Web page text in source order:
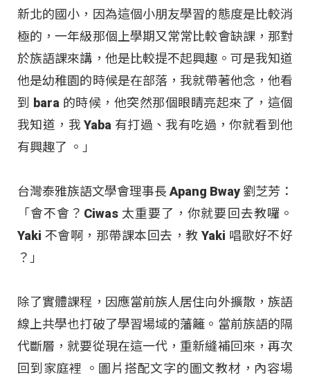
新北的國小，因為這個小朋友學習的態度是比較消
極的，一年級那個上學期又常常比較會缺課，那對
於族語課來講，他是比較提不起興趣。可是我知道
他是幼稚園的時候是在部落，我就帶著他念，他看
到 bara 的時候，他突然那個眼睛亮起來了，這個
我知道，我 Yaba 有打過、我有吃過，你就看到他
有興趣了 。」
台灣泰雅族語文學會理事長 Apang Bway 劉芝芳：
「會不會？Ciwas 太重要了，你就要回去教囉。
Yaki 不會啊，那帶課本回去，教 Yaki 唱歌好不好
？」
除了實體課程，因應當前族人居住向外擴散，族語
線上共學也打破了學習場域的藩籬。當前族語的隔
代斷層，就要從現在這一代，重新縫補回來，再次
回到家庭裡
。圖片搭配文字的圖文教材，內容場